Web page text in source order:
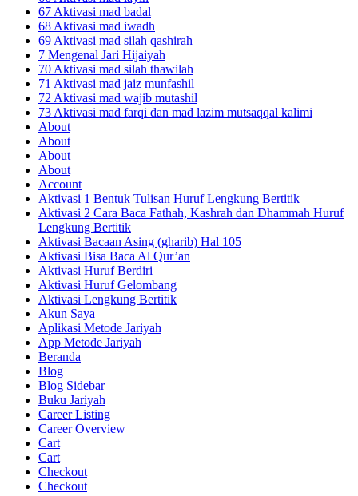
67 Aktivasi mad badal
68 Aktivasi mad iwadh
69 Aktivasi mad silah qashirah
7 Mengenal Jari Hijaiyah
70 Aktivasi mad silah thawilah
71 Aktivasi mad jaiz munfashil
72 Aktivasi mad wajib mutashil
73 Aktivasi mad farqi dan mad lazim mutsaqqal kalimi
About
About
About
About
Account
Aktivasi 1 Bentuk Tulisan Huruf Lengkung Bertitik
Aktivasi 2 Cara Baca Fathah, Kashrah dan Dhammah Huruf
Lengkung Bertitik
Aktivasi Bacaan Asing (gharib) Hal 105
Aktivasi Bisa Baca Al Qur’an
Aktivasi Huruf Berdiri
Aktivasi Huruf Gelombang
Aktivasi Lengkung Bertitik
Akun Saya
Aplikasi Metode Jariyah
App Metode Jariyah
Beranda
Blog
Blog Sidebar
Buku Jariyah
Career Listing
Career Overview
Cart
Cart
Checkout
Checkout